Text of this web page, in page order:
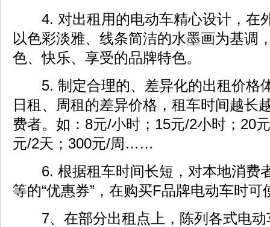
4. 对出租用的电动车精心设计，在
以色彩淡雅、线条简洁的水墨画为基调
色、快乐、享受的品牌特色。
5. 制定合理的、差异化的出租价格
日租、周租的差异价格，租车时间越长
费者。如：8元/小时；15元/2小时；20
元/2天；300元/周……
6. 根据租车时间长短，对本地消费
等的“优惠券”，在购买F品牌电动车时可
7、在部分出租点上，陈列各式电动